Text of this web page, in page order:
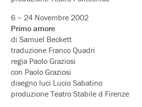
6 – 24 Novembre 2002
Primo amore
di Samuel Beckett
traduzione Franco Quadri
regia Paolo Graziosi
con Paolo Graziosi
disegno luci Lucio Sabatino
produzione Teatro Stabile d Firenze